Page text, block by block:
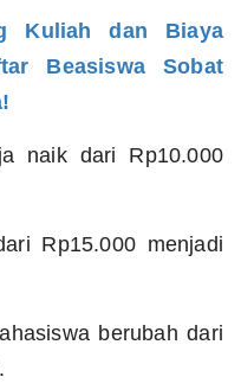
Kuliah dan Biaya
Beasiswa Sobat
naik dari Rp10.000
Rp15.000 menjadi
berubah dari